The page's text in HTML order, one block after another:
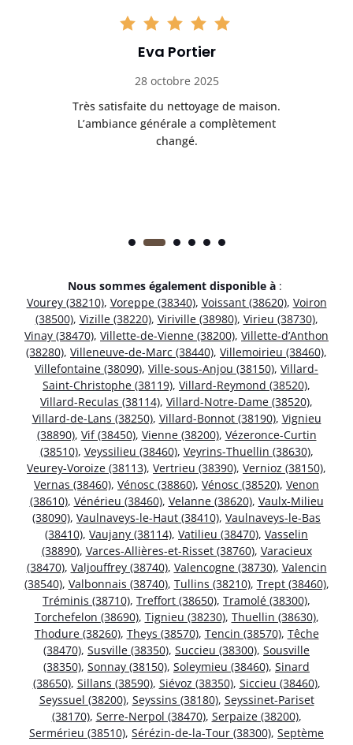
Eva Portier
28 octobre 2025
Très satisfaite du nettoyage de maison.
L’ambiance générale a complètement
changé.
Nous sommes également disponible à :
Vourey (38210), Voreppe (38340), Voissant (38620), Voiron
(38500), Vizille (38220), Viriville (38980), Virieu (38730),
Vinay (38470), Villette-de-Vienne (38200), Villette-d’Anthon
(38280), Villeneuve-de-Marc (38440), Villemoirieu (38460),
Villefontaine (38090), Ville-sous-Anjou (38150), Villard-
Saint-Christophe (38119), Villard-Reymond (38520),
Villard-Reculas (38114), Villard-Notre-Dame (38520),
Villard-de-Lans (38250), Villard-Bonnot (38190), Vignieu
(38890), Vif (38450), Vienne (38200), Vézeronce-Curtin
(38510), Veyssilieu (38460), Veyrins-Thuellin (38630),
Veurey-Voroize (38113), Vertrieu (38390), Vernioz (38150),
Vernas (38460), Vénosc (38860), Vénosc (38520), Venon
(38610), Vénérieu (38460), Velanne (38620), Vaulx-Milieu
(38090), Vaulnaveys-le-Haut (38410), Vaulnaveys-le-Bas
(38410), Vaujany (38114), Vatilieu (38470), Vasselin
(38890), Varces-Allières-et-Risset (38760), Varacieux
(38470), Valjouffrey (38740), Valencogne (38730), Valencin
(38540), Valbonnais (38740), Tullins (38210), Trept (38460),
Tréminis (38710), Treffort (38650), Tramolé (38300),
Torchefelon (38690), Tignieu (38230), Thuellin (38630),
Thodure (38260), Theys (38570), Tencin (38570), Têche
(38470), Susville (38350), Succieu (38300), Sousville
(38350), Sonnay (38150), Soleymieu (38460), Sinard
(38650), Sillans (38590), Siévoz (38350), Siccieu (38460),
Seyssuel (38200), Seyssins (38180), Seyssinet-Pariset
(38170), Serre-Nerpol (38470), Serpaize (38200),
Sermérieu (38510), Sérézin-de-la-Tour (38300), Septème